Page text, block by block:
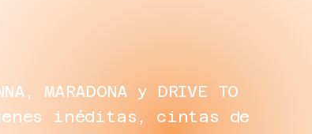
MARADONA y DRIVE TO
inéditas, cintas de